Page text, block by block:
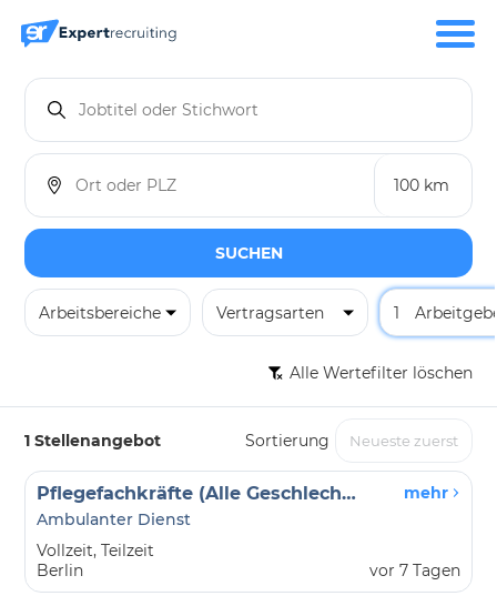
SUCHEN
Arbeitsbereiche Vertragsarten 1
Alle Wertefilter löschen
1 Stellenangebot Sortierung
Pflegefachkräfte (Alle Geschlechter willkommen) - Außerklinische Beatmung
Ambulanter Dienst
Vollzeit, Teilzeit
Berlin
mehr
vor 7 Tagen